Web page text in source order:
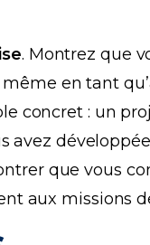
. Montrez que
en tant
concret : un
avez
que vous
aux missions